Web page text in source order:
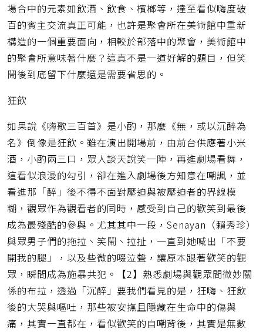
場合中的元素如飲酒、飲食、檳榔等，達至看似嗨度破
百的賓主交流真正可能，也許是聚會所在美術館中重新
構造的一個重要面向，相較於部落中的聚會，美術館中
的聚會所意味著什麼？這真不是一道好解的題目，但笑
鬧後到底留下什麼還是需要省思的。
狂飲
如果說《嗨歌三百首》是小酌，那麼《無，或以沉醉為
名》倒像是狂飲。雖在演出開場前，由前台供應著小米
酒，小酌兩三口，眾人談天說笑一陣，再進劇場看舞，
這看似浪漫的勾引，卻在進入劇場後方知意在嘲諷，並
看進那「醉」後不得不面對壓迫與被壓迫者的界線模
糊，觀眾作為觀看者的同時，感受到自己的歡笑到最後
成為最殘酷的參與。尤其其中一段，Senayan（賴秀珍）
與眾男子們的拖拉、笑鬧、拉扯，一直到她喊出「不要
開我的腿」，以及些微的啜泣聲，讓原本跟著歡笑的觀
眾，瞬間成為施暴共犯。【2】熟悉劇場與觀眾間微妙關
係的布拉，透過「沉醉」要我們看見的是，狂嗨、狂飲
後的大哭與嘔吐，那些被安撫且隱藏在生命中的傷與
痛，其實一直都在，看似歡笑的自嘲背後，其實是無數